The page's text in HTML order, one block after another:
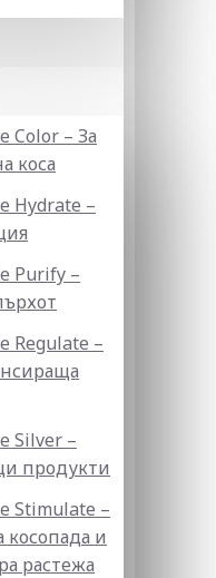
Color – За
коса
Hydrate –
Purify –
Regulate –
Silver –
продукти
Stimulate –
косопада и
растежа